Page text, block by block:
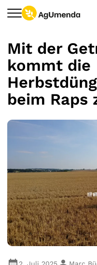
Zum Hauptinhalt springen
Mit der
kommt die
beim Raps
2. Juli 2025 Marc